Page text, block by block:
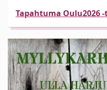
Tapahtuma Oulu2026